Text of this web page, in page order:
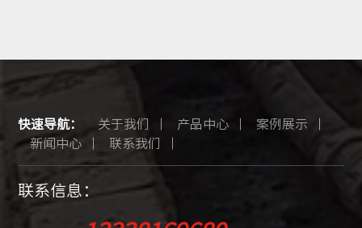
快速导航： 关于我们 产品中心
案例展示
新闻中心
联系我们
联系信息：